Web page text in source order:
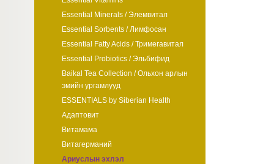
Essential Minerals / Элемвитал
Essential Sorbents / Лимфосан
Essential Fatty Acids / Тримегавитал
Essential Probiotics / Эльбифид
Baikal Tea Collection / Ольхон арлын
эмийн ургамлууд
ESSENTIALS by Siberian Health
Адаптовит
Витамама
Витагерманий
Ариуслын эхлэл